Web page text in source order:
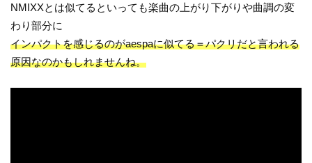
NMIXXとは似てるといっても楽曲の上がり下がりや曲調の変
わり部分に
インパクトを感じるのがaespaに似てる＝パクリだと言われる
原因なのかもしれませんね。